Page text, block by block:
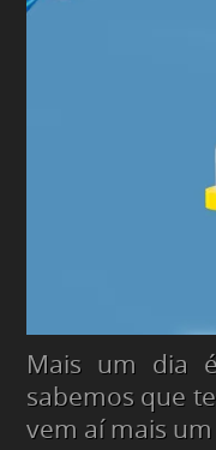
Mais um dia
sabemos que
vem aí mais